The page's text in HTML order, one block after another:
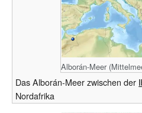
Alborán-Meer
Alborán-
Meer
Das Alborán-Meer zwischen der
Nordafrika